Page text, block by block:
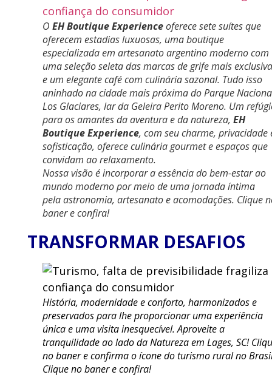
O EH Boutique Experienceoferecesete suítes que
oferecem estadias luxuosas, uma boutique
especializada em artesanato argentino moderno com
uma seleção seleta das marcas de grife mais
e um elegante café com culinária sazonal. Tudo isso
aninhado na cidade mais próxima do Parque
Los Glaciares, lar da Geleira Perito Moreno. Um
para os amantes da aventura e da natureza, EH
Boutique Experience, com seu charme, privacidade
sofisticação, oferece culinária gourmet e espaços que
convidam ao relaxamento.
Nossa visão é incorporar a essência do bem-estar ao
mundo moderno por meio de uma jornada íntima
pelaastronomia, artesanato e acomodações. Clique
baner e confira!
TRANSFORMAR DESAFIOS
História, modernidade e conforto, harmonizados e
preservados para lhe proporcionar uma experiência
única e uma visita inesquecível. Aproveite a
tranquilidade ao lado da Natureza em Lages, SC!
no baner e confirma o ícone do turismo rural no
Clique no baner e confira!